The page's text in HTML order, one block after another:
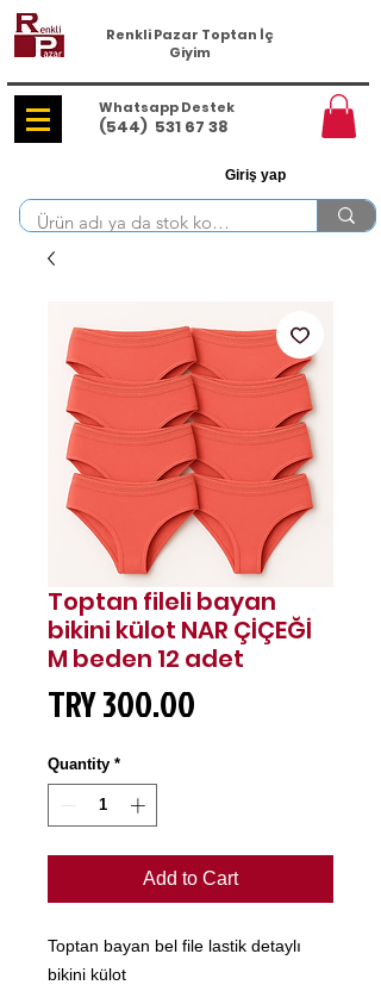
Renkli Pazar Toptan İç
Giyim
Whatsapp Destek
(544) 531 67 38
Giriş yap
Toptan fileli bayan
bikini külot NAR ÇİÇEĞİ
M beden 12 adet
TRY 300.00
Quantity *
Add to Cart
Toptan bayan bel file lastik detaylı
bikini külot